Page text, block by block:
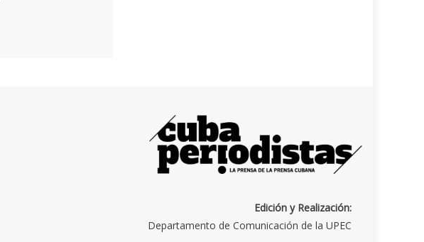
Edición y Realización:
Departamento de Comunicación de la UPEC